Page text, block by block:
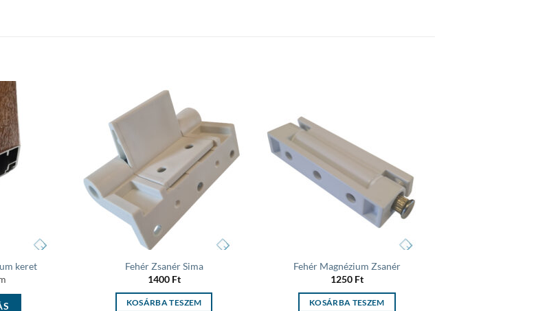
keret
wishlist
Fehér Zsanér Sima
1400 Ft
KOSÁRBA TESZEM
Fehér Magnézium Zsanér
1250 Ft
KOSÁRBA TESZEM